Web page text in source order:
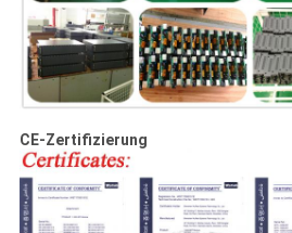
CE-Zertifizierung